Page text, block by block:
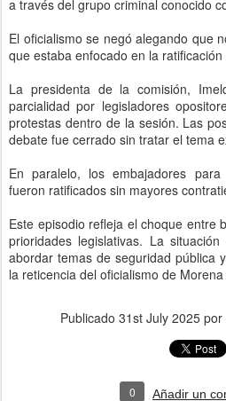
a través del grupo criminal conocido
El oficialismo se negó alegando que
que estaba enfocado en la
La presidenta de la comisión,
parcialidad por legisladores
protestas dentro de la sesión. Las
debate fue cerrado sin tratar el tema
En paralelo, los embajadores
fueron ratificados sin mayores
Este episodio refleja el choque entre
prioridades legislativas. La
abordar temas de seguridad pública
la reticencia del oficialismo de
Publicado 31st July 2025por
0 Añadir un